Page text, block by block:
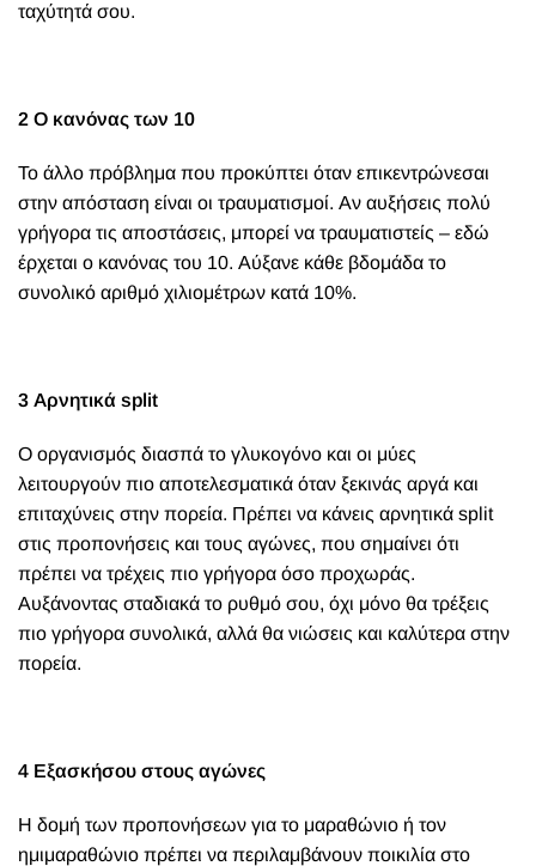
ταχύτητά σου.
2 Ο κανόνας των 10
Το άλλο πρόβλημα που προκύπτει όταν επικεντρώνεσαι
στην απόσταση είναι οι τραυματισμοί. Αν αυξήσεις πολύ
γρήγορα τις αποστάσεις, μπορεί να τραυματιστείς – εδώ
έρχεται ο κανόνας του 10. Αύξανε κάθε βδομάδα το
συνολικό αριθμό χιλιομέτρων κατά 10%.
3 Αρνητικά split
Ο οργανισμός διασπά το γλυκογόνο και οι μύες
λειτουργούν πιο αποτελεσματικά όταν ξεκινάς αργά και
επιταχύνεις στην πορεία. Πρέπει να κάνεις αρνητικά split
στις προπονήσεις και τους αγώνες, που σημαίνει ότι
πρέπει να τρέχεις πιο γρήγορα όσο προχωράς.
Αυξάνοντας σταδιακά το ρυθμό σου, όχι μόνο θα τρέξεις
πιο γρήγορα συνολικά, αλλά θα νιώσεις και καλύτερα στην
πορεία.
4 Εξασκήσου στους αγώνες
Η δομή των προπονήσεων για το μαραθώνιο ή τον
ημιμαραθώνιο πρέπει να περιλαμβάνουν ποικιλία στο